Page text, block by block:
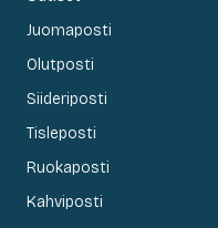
Juomaposti
Olutposti
Siideriposti
Tisleposti
Ruokaposti
Kahviposti